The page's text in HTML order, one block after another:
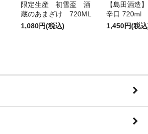
限定生産 初雪盃 酒
蔵のあまざけ 720ML
1,080円(税込)
【島田酒造
辛口 720ml
1,450円(税